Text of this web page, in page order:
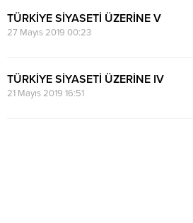
TÜRKİYE SİYASETİ ÜZERİNE V
27 Mayıs 2019 00:23
TÜRKİYE SİYASETİ ÜZERİNE IV
21 Mayıs 2019 16:51